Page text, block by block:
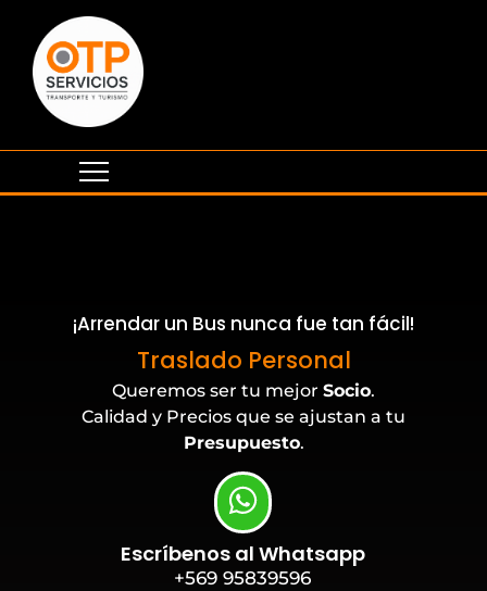
¡Arrendar un Bus nunca fue tan fácil!
Traslado Personal
Eventos Corporativos
Queremos ser tu mejor Socio.
Calidad y Precios que se ajustan a tu
Presupuesto.
Escríbenos al Whatsapp
+569 95839596